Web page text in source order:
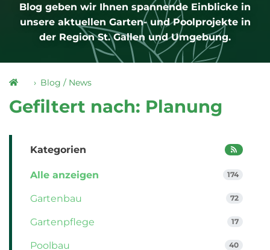
Blog geben wir Ihnen spannende Einblicke in
unsere aktuellen Garten- und Poolprojekte in
der Region St. Gallen und Umgebung.
Blog / News
Gefiltert nach: Planung
Kategorien
Alle anzeigen 174
Gartenbau 72
Gartenpflege 17
Poolbau 40